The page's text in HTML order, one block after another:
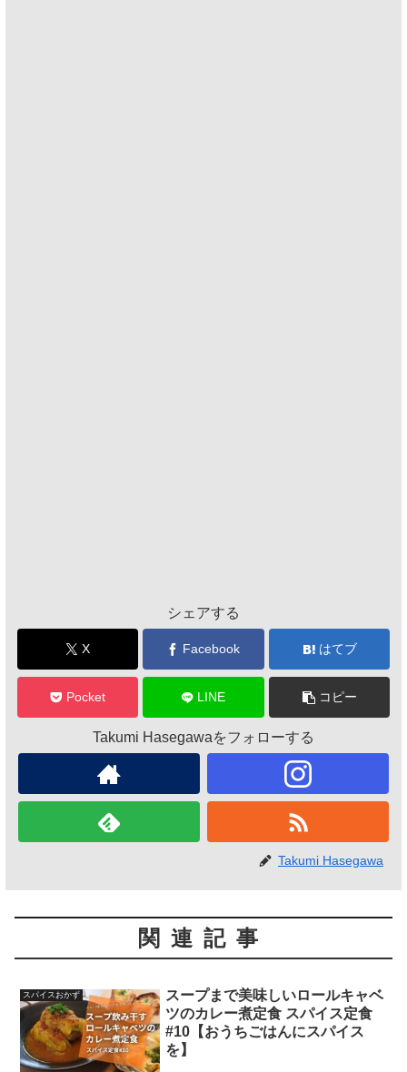
シェアする
X Facebook はてブ
Pocket LINE コピー
Takumi Hasegawaをフォローする
Takumi Hasegawa
関連記事
スパイスおかず
スープまで美味しいロールキャベ
ツのカレー煮定食 スパイス定食
#10【おうちごはんにスパイス
を】